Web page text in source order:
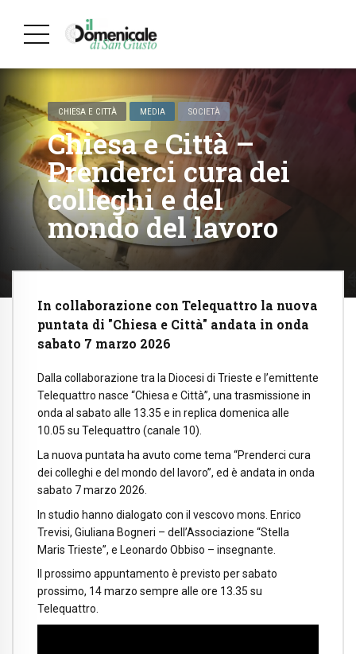
CHIESA E CITTÀ MEDIA SOCIETÀ
Chiesa e Città –
Prenderci cura dei
colleghi e del
mondo del lavoro
In collaborazione con Telequattro la nuova
puntata di "Chiesa e Città" andata in onda
sabato 7 marzo 2026
Dalla collaborazione tra la Diocesi di Trieste e l’emittente
Telequattro nasce “Chiesa e Città”, una trasmissione in
onda al sabato alle 13.35 e in replica domenica alle
10.05 su Telequattro (canale 10).
La nuova puntata ha avuto come tema “Prenderci cura
dei colleghi e del mondo del lavoro”, ed è andata in onda
sabato 7 marzo 2026.
In studio hanno dialogato con il vescovo mons. Enrico
Trevisi, Giuliana Bogneri – dell’Associazione “Stella
Maris Trieste”, e Leonardo Obbiso – insegnante.
Il prossimo appuntamento è previsto per sabato
prossimo, 14 marzo sempre alle ore 13.35 su
Telequattro.